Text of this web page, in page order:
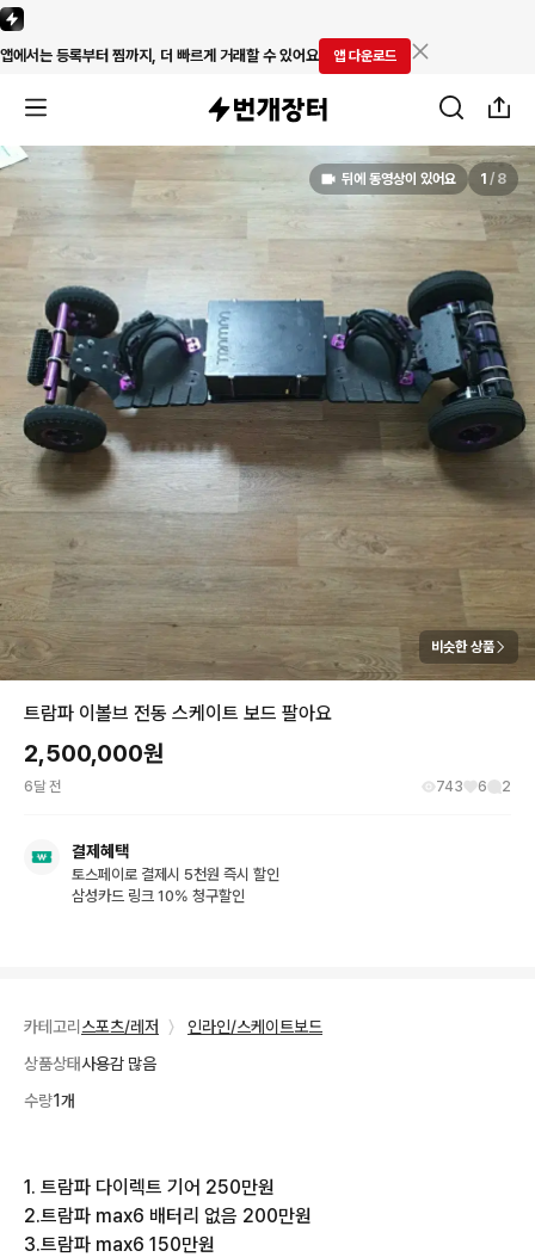
앱에서는 등록부터 찜까지, 더 빠르게 거래할 수 있어요 앱 다운로드
뒤에 동영상이 있어요 1 / 8
비슷한 상품
트람파 이볼브 전동 스케이트 보드 팔아요
2,500,000원
6달 전 743 6 2
결제혜택
토스페이로 결제시 5천원 즉시 할인
삼성카드 링크 10% 청구할인
카테고리 스포츠/레저 〉
인라인/스케이트보드
상품상태사용감 많음
수량1개
1. 트람파 다이렉트 기어 250만원
2.트람파 max6 배터리 없음 200만원
3.트람파 max6 150만원